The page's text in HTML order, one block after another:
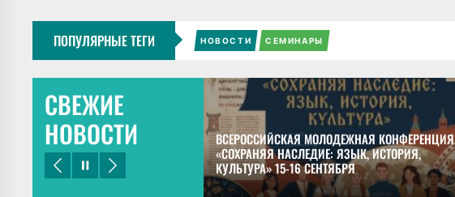
ПОПУЛЯРНЫЕ ТЕГИ НОВОСТИ СЕМИНАРЫ
СВЕЖИЕ
НОВОСТИ
ПРЕДСТАВИЛ ДОКЛАДЫ НА
КОНГРЕССЕ МАЙЯНИСТОВ В
ВСЕРОССИЙСКАЯ МОЛОДЕЖНАЯ КОНФЕРЕНЦИЯ
«СОХРАНЯЯ НАСЛЕДИЕ: ЯЗЫК, ИСТОРИЯ,
КУЛЬТУРА» 15-16 СЕНТЯБРЯ